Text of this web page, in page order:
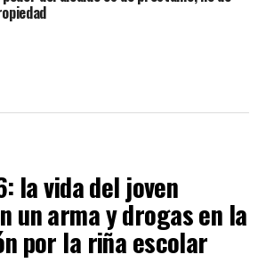
la vida del joven
un arma y drogas en la
por la riña escolar